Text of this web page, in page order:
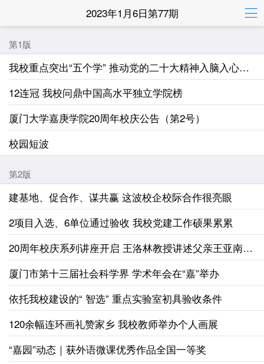
2023年1月6日第77期
第1版
我校重点突出“五个学” 推动党的二十大精神入脑入心见行见效
12连冠 我校问鼎中国高水平独立学院榜
厦门大学嘉庚学院20周年校庆公告（第2号）
校园短波
第2版
建基地、促合作、谋共赢 这波校企校际合作很亮眼
2项目入选、6单位通过验收 我校党建工作硕果累累
20周年校庆系列讲座开启 王洛林教授讲述父亲王亚南老校长的故事
厦门市第十三届社会科学界 学术年会在“嘉”举办
依托我校建设的“ 智选” 重点实验室初具验收条件
120余幅连环画礼赞家乡 我校教师举办个人画展
“嘉园”动态｜获外语微课优秀作品全国一等奖